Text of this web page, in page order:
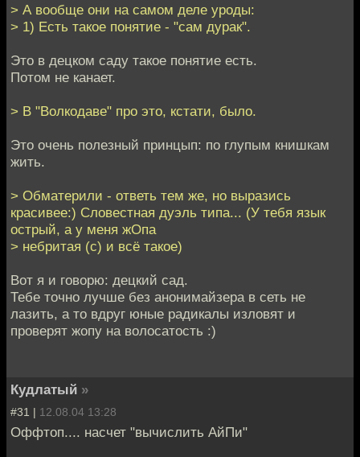
> А вообще они на самом деле уроды:
> 1) Есть такое понятие - "сам дурак".
Это в децком саду такое понятие есть.
Потом не канает.
> В "Волкодаве" про это, кстати, было.
Это очень полезный принцып: по глупым книшкам
жить.
> Обматерили - ответь тем же, но выразись
красивее:) Словестная дуэль типа... (У тебя язык
острый, а у меня жОпа
> небритая (c) и всё такое)
Вот я и говорю: децкий сад.
Тебе точно лучше без анонимайзера в сеть не
лазить, а то вдруг юные радикалы изловят и
проверят жопу на волосатость :)
Кудлатый »
#31 | 12.08.04 13:28
Оффтоп.... насчет "вычислить АйПи"